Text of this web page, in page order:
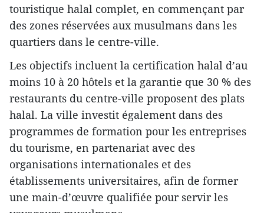
touristique halal complet, en commençant par
des zones réservées aux musulmans dans les
quartiers dans le centre-ville.
Les objectifs incluent la certification halal d’au
moins 10 à 20 hôtels et la garantie que 30 % des
restaurants du centre-ville proposent des plats
halal. La ville investit également dans des
programmes de formation pour les entreprises
du tourisme, en partenariat avec des
organisations internationales et des
établissements universitaires, afin de former
une main-d’œuvre qualifiée pour servir les